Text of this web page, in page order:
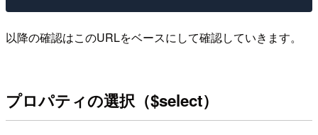
以降の確認はこのURLをベースにして確認していきます。
プロパティの選択（$select）